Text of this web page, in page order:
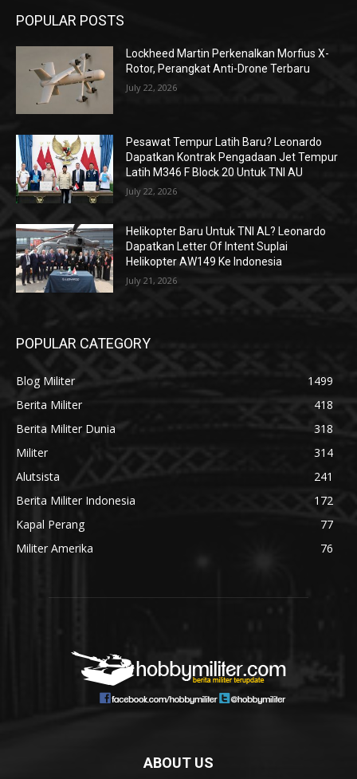
POPULAR POSTS
Lockheed Martin Perkenalkan Morfius X-
Rotor, Perangkat Anti-Drone Terbaru
July 22, 2026
Pesawat Tempur Latih Baru? Leonardo
Dapatkan Kontrak Pengadaan Jet Tempur
Latih M346 F Block 20 Untuk TNI AU
July 22, 2026
Helikopter Baru Untuk TNI AL? Leonardo
Dapatkan Letter Of Intent Suplai
Helikopter AW149 Ke Indonesia
July 21, 2026
POPULAR CATEGORY
Blog Militer
1499
Berita Militer
418
Berita Militer Dunia
318
Militer
314
Alutsista
241
Berita Militer Indonesia
172
Kapal Perang
77
Militer Amerika
76
ABOUT US